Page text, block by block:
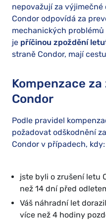
nepovažují za
Condor odpovídá za
mechanických
je příčinou zpoždění letu
straně Condor, mají
Kompenzace
Condor
Podle pravidel
požadovat odškodnění za
Condor v případech, kdy:
jste byli o zrušení letu
než 14 dní před
Váš náhradní let
více než 4 hodiny